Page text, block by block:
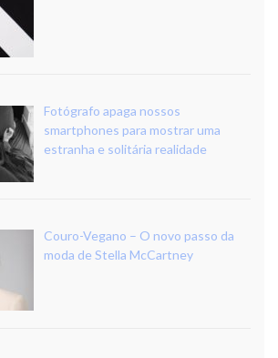
Fotógrafo apaga nossos
smartphones para mostrar uma
estranha e solitária realidade
Couro-Vegano – O novo passo da
moda de Stella McCartney